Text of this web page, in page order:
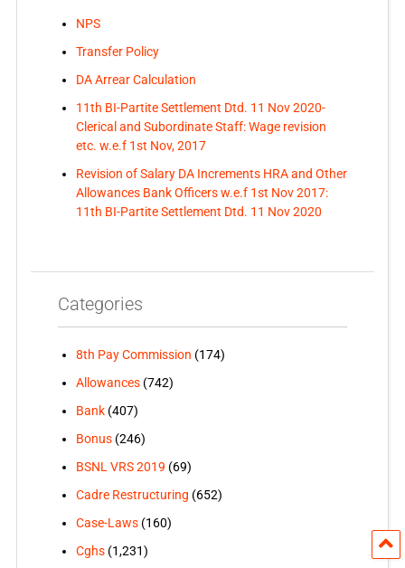
NPS
Transfer Policy
DA Arrear Calculation
11th BI-Partite Settlement Dtd. 11 Nov 2020-
Clerical and Subordinate Staff: Wage revision
etc. w.e.f 1st Nov, 2017
Revision of Salary DA Increments HRA and Other
Allowances Bank Officers w.e.f 1st Nov 2017:
11th BI-Partite Settlement Dtd. 11 Nov 2020
Categories
8th Pay Commission (174)
Allowances(742)
Bank(407)
Bonus(246)
BSNL VRS 2019 (69)
Cadre Restructuring (652)
Case-Laws(160)
Cghs(1,231)